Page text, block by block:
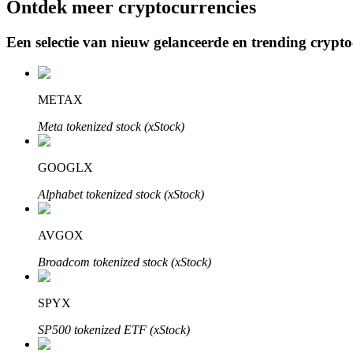
BTR-vergrendelingen
Exclusieve beleggingen voor BTR-houders
Leningen
Door crypto ondersteunde leenservice
Ontdek meer cryptocurrencies
Een selectie van nieuw gelanceerde en trending
METAX
Meta tokenized stock (xStock)
GOOGLX
Alphabet tokenized stock (xStock)
AVGOX
Broadcom tokenized stock (xStock)
SPYX
SP500 tokenized ETF (xStock)